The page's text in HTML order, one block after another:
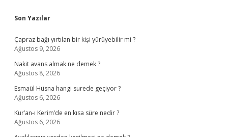
Sidebar
Son Yazılar
Çapraz bağı yırtılan bir kişi yürüyebilir mi ?
Ağustos 9, 2026
Nakit avans almak ne demek ?
Ağustos 8, 2026
Esmaül Hüsna hangi surede geçiyor ?
Ağustos 6, 2026
Kur’an-ı Kerim’de en kısa süre nedir ?
Ağustos 6, 2026